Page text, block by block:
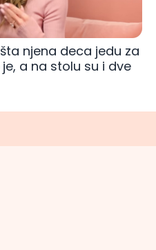
njena deca jedu za
a na stolu su i dve